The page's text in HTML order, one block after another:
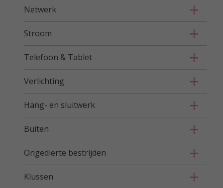
Netwerk
Stroom
Telefoon & Tablet
Verlichting
Hang- en sluitwerk
Buiten
Ongedierte bestrijden
Klussen